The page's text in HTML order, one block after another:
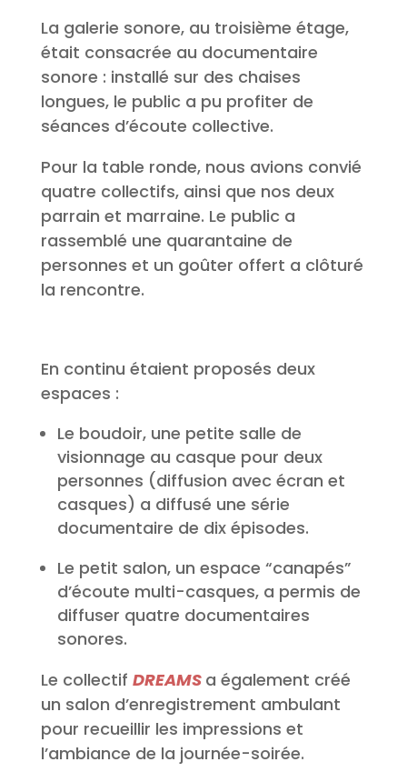
La galerie sonore, au troisième étage,
était consacrée au documentaire
sonore : installé sur des chaises
longues, le public a pu profiter de
séances d’écoute collective.
Pour la table ronde, nous avions convié
quatre collectifs, ainsi que nos deux
parrain et marraine. Le public a
rassemblé une quarantaine de
personnes et un goûter offert a clôturé
la rencontre.
En continu étaient proposés deux
espaces :
Le boudoir, une petite salle de
visionnage au casque pour deux
personnes (diffusion avec écran et
casques) a diffusé une série
documentaire de dix épisodes.
Le petit salon, un espace “canapés”
d’écoute multi-casques, a permis de
diffuser quatre documentaires
sonores.
Le collectif DREAMS a également créé
un salon d’enregistrement ambulant
pour recueillir les impressions et
l’ambiance de la journée-soirée.